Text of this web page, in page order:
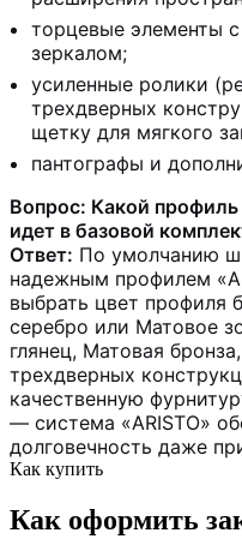
торцевые элементы
зеркалом;
усиленные ролики
трехдверных
щетку для мягкого
пантографы и
Вопрос: Какой
идет в базовой
Ответ: По умолчанию
надежным профилем
выбрать цвет профиля
серебро или Матовое
глянец, Матовая
трехдверных
качественную
— система «ARISTO»
долговечность даже
Как купить
Как оформить